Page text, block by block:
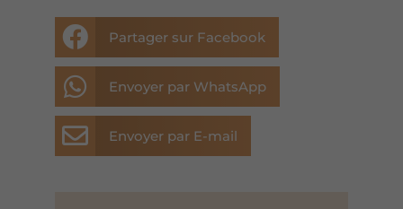
 Partager sur Facebook
 Envoyer par WhatsApp
 Envoyer par E-mail